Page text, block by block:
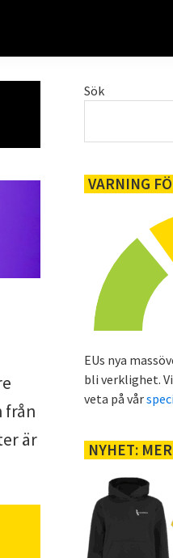
från
är
Primärt
Sök
VARNING
EUs nya
bli verklighet.
veta på vår
NYHET: